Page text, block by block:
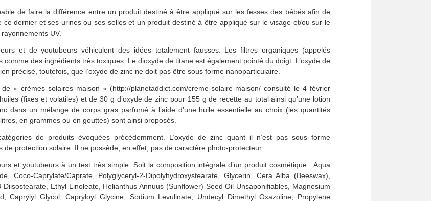
de faire la différence entre un produit destiné à être appliqué sur les fesses des bébés afin de
dernier et ses urines ou ses selles et un produit destiné à être appliqué sur le visage et/ou sur le
UV.
et de youtubeurs véhiculent des idées totalement fausses. Les filtres organiques (appelés
des ingrédients très toxiques. Le dioxyde de titane est également pointé du doigt. L’oxyde de
précisé, toutefois, que l’oxyde de zinc ne doit pas être sous forme nanoparticulaire.
« crèmes solaires maison » (http://planetaddict.com/creme-solaire-maison/ consulté le 4 février
(fixes et volatiles) et de 30 g d’oxyde de zinc pour 155 g de recette au total ainsi qu’une lotion
dans un mélange de corps gras parfumé à l’aide d’une huile essentielle au choix (les quantités
en grammes ou en gouttes) sont ainsi proposés.
de produits évoquées précédemment. L’oxyde de zinc quant il n’est pas sous forme
de protection solaire. Il ne possède, en effet, pas de caractère photo-protecteur.
et youtubeurs à un test très simple. Soit la composition intégrale d’un produit cosmétique : Aqua
Coco-Caprylate/Caprate, Polyglyceryl-2-Dipolyhydroxystearate, Glycerin, Cera Alba (Beeswax),
Ethyl Linoleate, Helianthus Annuus (Sunflower) Seed Oil Unsaponifiables, Magnesium
Caprylyl Glycol, Capryloyl Glycine, Sodium Levulinate, Undecyl Dimethyl Oxazoline, Propylene